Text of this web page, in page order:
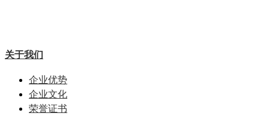
关于我们
企业优势
企业文化
荣誉证书